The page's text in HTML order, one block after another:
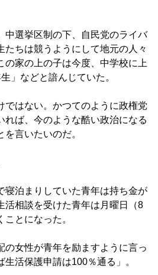
選挙区制の下、自民党のライバ
たちは競うようにして地元の人々
の家の上の子は今度、中学校に上
」などと諳んじていた。
はない。かつてのように政権党
れば、今のような酷い政治になる
言いたいのだ。
泊まりしていた青年は持ち金が
活相談を受けた青年は月曜日（8
とになった。
女性が青年を励ますように言っ
活保護申請は100％通る」。